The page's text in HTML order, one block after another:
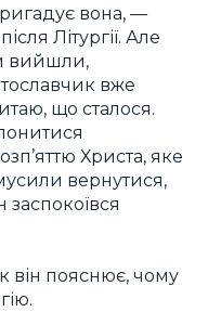
вона, —
Літургії. Але
вийшли,
вже
що сталося.
Христа, яке
вернутися,
заспокоївся
він пояснює, чому